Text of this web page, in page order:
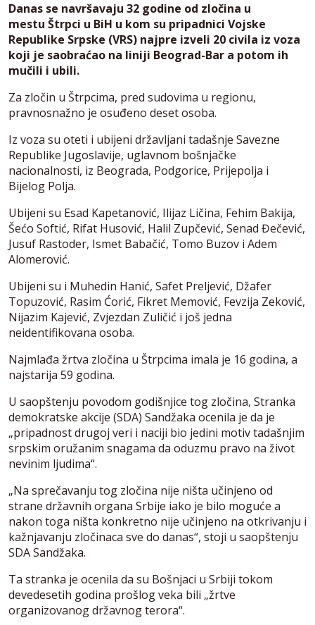
Danas se navršavaju 32 godine od zločina u
mestu Štrpci u BiH u kom su pripadnici Vojske
Republike Srpske (VRS) najpre izveli 20 civila iz voza
koji je saobraćao na liniji Beograd-Bar a potom ih
mučili i ubili.
Za zločin u Štrpcima, pred sudovima u regionu,
pravnosnažno je osuđeno deset osoba.
Iz voza su oteti i ubijeni državljani tadašnje Savezne
Republike Jugoslavije, uglavnom bošnjačke
nacionalnosti, iz Beograda, Podgorice, Prijepolja i
Bijelog Polja.
Ubijeni su Esad Kapetanović, Ilijaz Ličina, Fehim Bakija,
Šećo Softić, Rifat Husović, Halil Zupčević, Senad Đečević,
Jusuf Rastoder, Ismet Babačić, Tomo Buzov i Adem
Alomerović.
Ubijeni su i Muhedin Hanić, Safet Preljević, Džafer
Topuzović, Rasim Ćorić, Fikret Memović, Fevzija Zeković,
Nijazim Kajević, Zvjezdan Zuličić i još jedna
neidentifikovana osoba.
Najmlađa žrtva zločina u Štrpcima imala je 16 godina, a
najstarija 59 godina.
U saopštenju povodom godišnjice tog zločina, Stranka
demokratske akcije (SDA) Sandžaka ocenila je da je
„pripadnost drugoj veri i naciji bio jedini motiv tadašnjim
srpskim oružanim snagama da oduzmu pravo na život
nevinim ljudima“.
„Na sprečavanju tog zločina nije ništa učinjeno od
strane državnih organa Srbije iako je bilo moguće a
nakon toga ništa konkretno nije učinjeno na otkrivanju i
kažnjavanju zločinaca sve do danas“, stoji u saopštenju
SDA Sandžaka.
Ta stranka je ocenila da su Bošnjaci u Srbiji tokom
devedesetih godina prošlog veka bili „žrtve
organizovanog državnog terora“.